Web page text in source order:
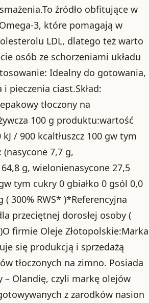
źródło obfitujące w
3, które pomagają w
LDL, dlatego też warto
osób ze schorzeniami układu
Idealny do gotowania,
pieczenia ciast.Skład:
tłoczony na
100 g produktu:wartość
/ 900 kcaltłuszcz 100 gw tym
(nasycone 7,7 g,
g, wielonienasycone 27,5
tym cukry 0 gbiałko 0 gsól 0,0
300% RWS* )*Referencyjna
przeciętnej dorosłej osoby (
firmie Oleje Złotopolskie:Marka
się produkcją i sprzedażą
tłoczonych na zimno. Posiada
– Olandię, czyli markę olejów
z zarodków nasion